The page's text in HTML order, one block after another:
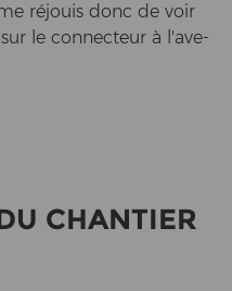
réjouis donc de voir
le con­nec­teur à l'ave­
CHAN­TIER